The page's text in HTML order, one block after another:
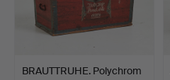
BRAUTTRUHE. Polychrom